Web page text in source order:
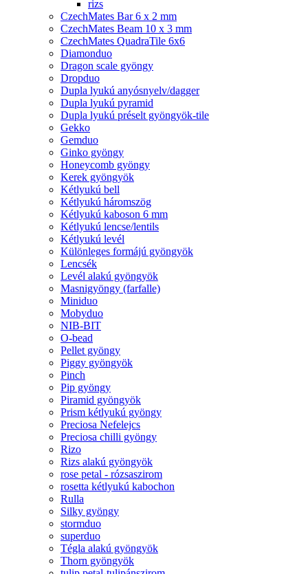
rizs
CzechMates Bar 6 x 2 mm
CzechMates Beam 10 x 3 mm
CzechMates QuadraTile 6x6
Diamonduo
Dragon scale gyöngy
Dropduo
Dupla lyukú anyósnyelv/dagger
Dupla lyukú pyramid
Dupla lyukú préselt gyöngyök-tile
Gekko
Gemduo
Ginko gyöngy
Honeycomb gyöngy
Kerek gyöngyök
Kétlyukú bell
Kétlyukú háromszög
Kétlyukú kaboson 6 mm
Kétlyukú lencse/lentils
Kétlyukú levél
Különleges formájú gyöngyök
Lencsék
Levél alakú gyöngyök
Masnigyöngy (farfalle)
Miniduo
Mobyduo
NIB-BIT
O-bead
Pellet gyöngy
Piggy gyöngyök
Pinch
Pip gyöngy
Piramid gyöngyök
Prism kétlyukú gyöngy
Preciosa Nefelejcs
Preciosa chilli gyöngy
Rizo
Rizs alakú gyöngyök
rose petal - rózsaszirom
rosetta kétlyukú kabochon
Rulla
Silky gyöngy
stormduo
superduo
Tégla alakú gyöngyök
Thorn gyöngyök